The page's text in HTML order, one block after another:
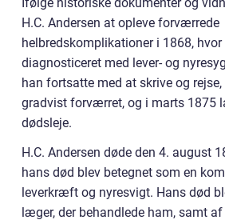
H.C. Andersen at opleve forværrede
helbredskomplikationer i 1868,
diagnosticeret med lever- og
han fortsatte med at skrive og
gradvist forværret, og i marts 1875
dødsleje.
H.C. Andersen døde den 4. august
hans død blev betegnet som en
leverkræft og nyresvigt. Hans død
læger, der behandlede ham, samt af